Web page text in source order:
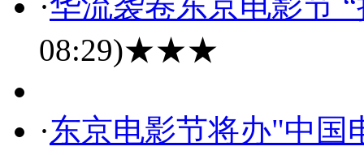
08:29)★★★
·东京电影节将办"中国